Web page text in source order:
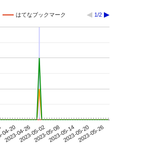
はてなブックマーク 1/2
20
2023-04-262023-05-022023-05-082023-05-142023-05-202023-05-26